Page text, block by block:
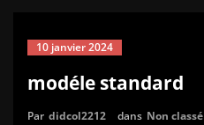
10 janvier 2024
modéle standard
Par didcol2212 dans Non classé